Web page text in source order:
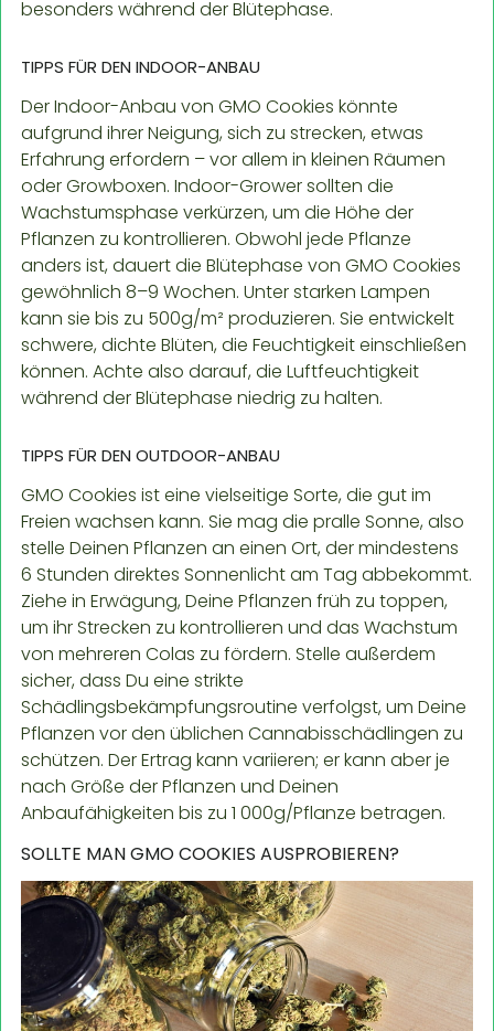
besonders während der Blütephase.
TIPPS FÜR DEN INDOOR-ANBAU
Der Indoor-Anbau von GMO Cookies könnte
aufgrund ihrer Neigung, sich zu strecken, etwas
Erfahrung erfordern – vor allem in kleinen Räumen
oder Growboxen. Indoor-Grower sollten die
Wachstumsphase verkürzen, um die Höhe der
Pflanzen zu kontrollieren. Obwohl jede Pflanze
anders ist, dauert die Blütephase von GMO Cookies
gewöhnlich 8–9 Wochen. Unter starken Lampen
kann sie bis zu 500g/m² produzieren. Sie entwickelt
schwere, dichte Blüten, die Feuchtigkeit einschließen
können. Achte also darauf, die Luftfeuchtigkeit
während der Blütephase niedrig zu halten.
TIPPS FÜR DEN OUTDOOR-ANBAU
GMO Cookies ist eine vielseitige Sorte, die gut im
Freien wachsen kann. Sie mag die pralle Sonne, also
stelle Deinen Pflanzen an einen Ort, der mindestens
6 Stunden direktes Sonnenlicht am Tag abbekommt.
Ziehe in Erwägung, Deine Pflanzen früh zu toppen,
um ihr Strecken zu kontrollieren und das Wachstum
von mehreren Colas zu fördern. Stelle außerdem
sicher, dass Du eine strikte
Schädlingsbekämpfungsroutine verfolgst, um Deine
Pflanzen vor den üblichen Cannabisschädlingen zu
schützen. Der Ertrag kann variieren; er kann aber je
nach Größe der Pflanzen und Deinen
Anbaufähigkeiten bis zu 1 000g/Pflanze betragen.
SOLLTE MAN GMO COOKIES AUSPROBIEREN?